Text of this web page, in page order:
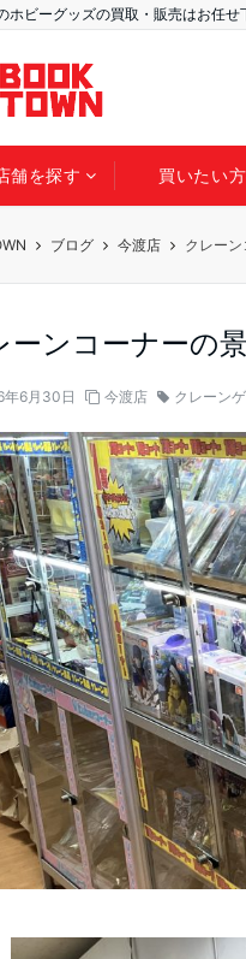
ホビーグッズの買取・販売はお任せ
舗を探す 買いたい
ブログ 今渡店 クレー
ーンコーナーの
年6月30日 今渡店 クレーン